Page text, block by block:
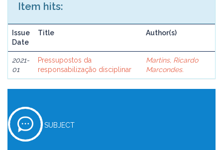
Item hits:
Issue
Date
Title Author(s)
2021-
01
Pressupostos da
responsabilização disciplinar
Martins, Ricardo
Marcondes.
SUBJECT